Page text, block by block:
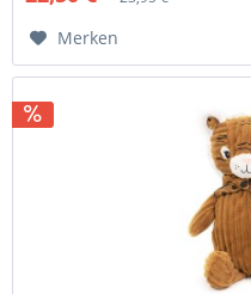
Merken